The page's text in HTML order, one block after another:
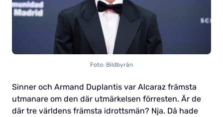
Foto: Bildbyrån
Sinner och Armand Duplantis var Alcaraz främsta
utmanare om den där utmärkelsen förresten. Är de
där tre världens främsta idrottsmän? Nja. Då hade